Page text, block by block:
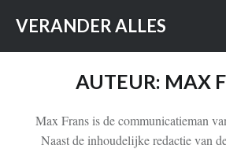
content
VERANDER ALLES
AUTEUR: MAX
Max Frans is de communicatieman
Naast de inhoudelijke redactie van